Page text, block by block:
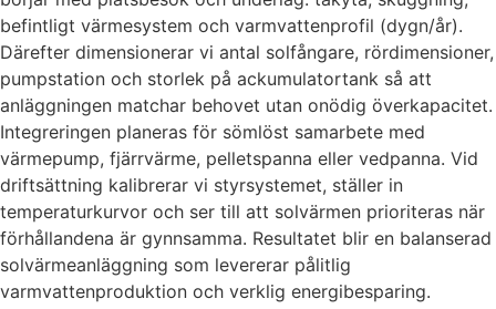
befintligt värmesystem och varmvattenprofil (dygn/år).
Därefter dimensionerar vi antal solfångare, rördimensioner,
pumpstation och storlek på ackumulatortank så att
anläggningen matchar behovet utan onödig överkapacitet.
Integreringen planeras för sömlöst samarbete med
värmepump, fjärrvärme, pelletspanna eller vedpanna. Vid
driftsättning kalibrerar vi styrsystemet, ställer in
temperaturkurvor och ser till att solvärmen prioriteras när
förhållandena är gynnsamma. Resultatet blir en balanserad
solvärmeanläggning som levererar pålitlig
varmvattenproduktion och verklig energibesparing.